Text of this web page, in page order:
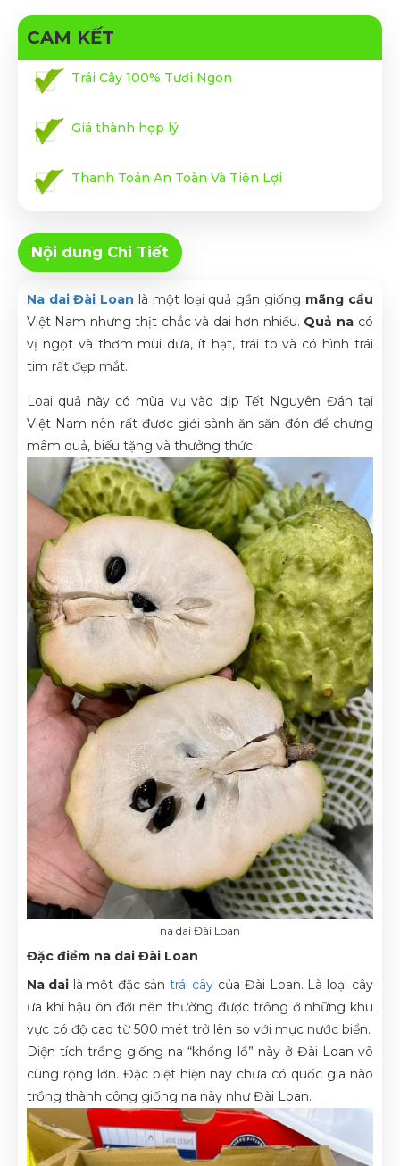
CAM KẾT
Trái Cây 100% Tươi Ngon
Giá thành hợp lý
Thanh Toán An Toàn Và Tiện Lợi
Nội dung Chi Tiết
Na dai Đài Loan là một loại quả gần giống mãng cầu
Việt Nam nhưng thịt chắc và dai hơn nhiều. Quả na có
vị ngọt và thơm mùi dứa, ít hạt, trái to và có hình trái
tim rất đẹp mắt.
Loại quả này có mùa vụ vào dịp Tết Nguyên Đán tại
Việt Nam nên rất được giới sành ăn săn đón để chưng
mâm quả, biếu tặng và thưởng thức.
na dai Đài Loan
Đặc điềm na dai Đài Loan
Na dai là một đặc sản trái cây của Đài Loan. Là loại cây
ưa khí hậu ôn đới nên thường được trồng ở những khu
vực có độ cao từ 500 mét trở lên so với mực nước biển.
Diện tích trồng giống na “khổng lồ” này ở Đài Loan vô
cùng rộng lớn. Đặc biệt hiện nay chưa có quốc gia nào
trồng thành công giống na này như Đài Loan.